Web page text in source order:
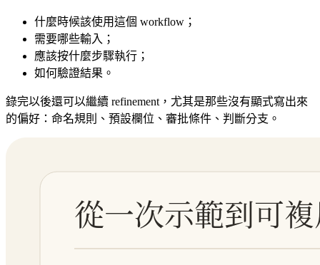
什麼時候該使用這個 workflow；
需要哪些輸入；
應該按什麼步驟執行；
如何驗證結果。
錄完以後還可以繼續 refinement，尤其是那些沒有顯式寫出來
的偏好：命名規則、預設欄位、審批條件、判斷分支。